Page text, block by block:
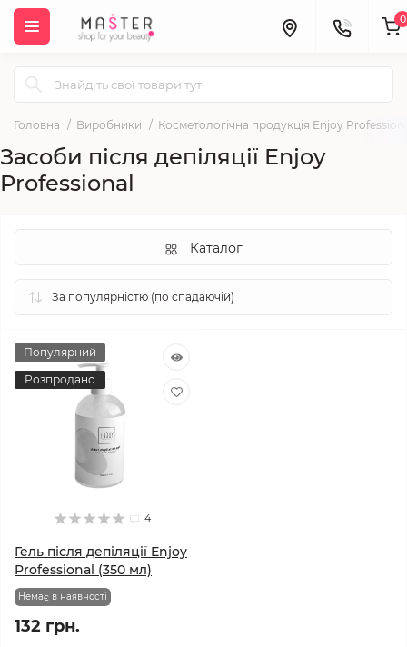
0
Головна Виробники Косметологічна продукція Enjoy
Засоби після депіляції Enjoy
Professional
Каталог
Популярний
Розпродано
4
Гель після депіляції Enjoy
Professional (350 мл)
Немає в наявності
132 грн.